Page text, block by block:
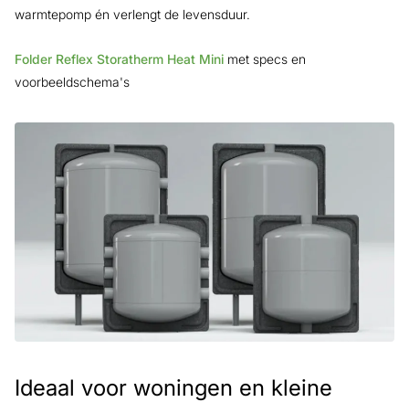
warmtepomp én verlengt de levensduur.
Folder Reflex Storatherm Heat Mini met specs en
voorbeeldschema's
Ideaal voor woningen en kleine